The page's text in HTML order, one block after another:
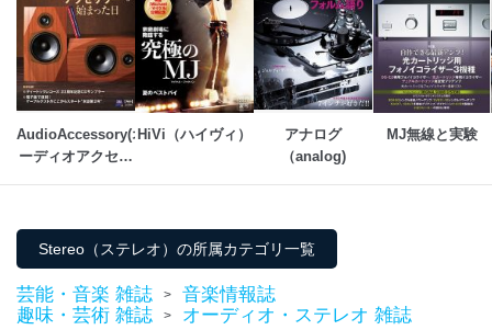
AudioAccessory(オ
ーディオアクセサ
HiVi（ハイヴィ）
アナログ
（analog)
MJ無線と実験
Stereo（ステレオ）の所属カテゴリ一覧
芸能・音楽 雑誌 >
音楽情報誌
趣味・芸術 雑誌
> オーディオ・ステレオ 雑誌